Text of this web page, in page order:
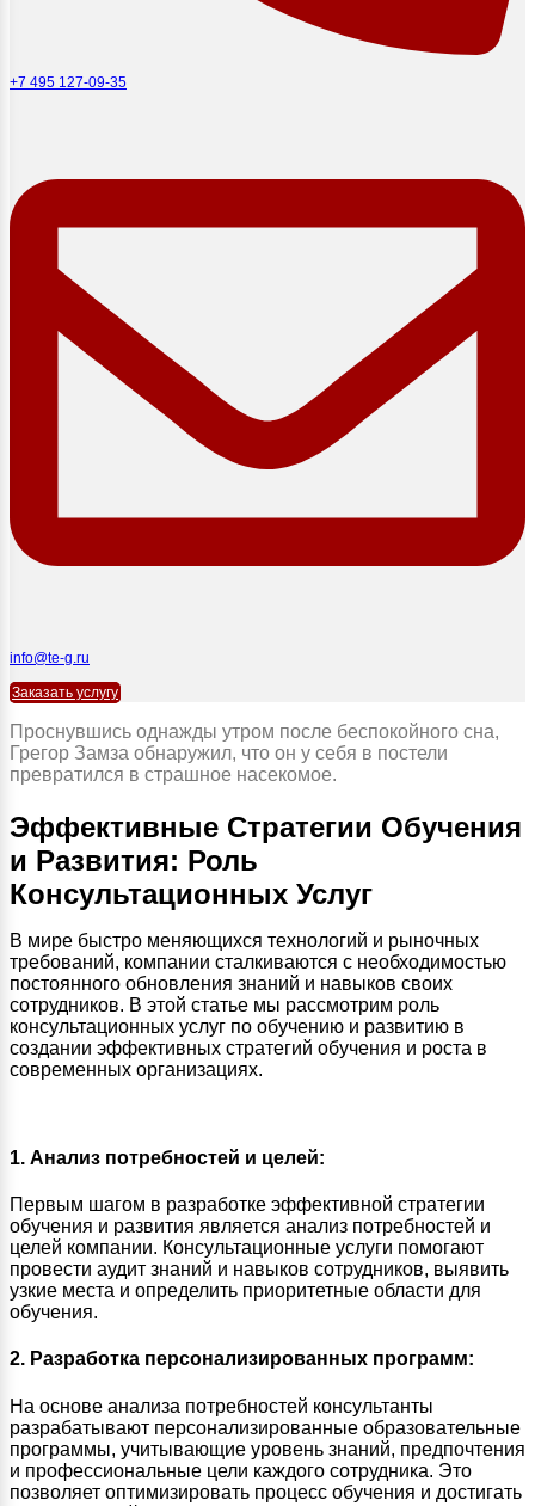
+7 495 127-09-35
info@te-g.ru
Заказать услугу
Проснувшись однажды утром после беспокойного сна,
Грегор Замза обнаружил, что он у себя в постели
превратился в страшное насекомое.
Эффективные Стратегии Обучения
и Развития: Роль
Консультационных Услуг
В мире быстро меняющихся технологий и рыночных
требований, компании сталкиваются с необходимостью
постоянного обновления знаний и навыков своих
сотрудников. В этой статье мы рассмотрим роль
консультационных услуг по обучению и развитию в
создании эффективных стратегий обучения и роста в
современных организациях.
1. Анализ потребностей и целей:
Первым шагом в разработке эффективной стратегии
обучения и развития является анализ потребностей и
целей компании. Консультационные услуги помогают
провести аудит знаний и навыков сотрудников, выявить
узкие места и определить приоритетные области для
обучения.
2. Разработка персонализированных программ:
На основе анализа потребностей консультанты
разрабатывают персонализированные образовательные
программы, учитывающие уровень знаний, предпочтения
и профессиональные цели каждого сотрудника. Это
позволяет оптимизировать процесс обучения и достигать